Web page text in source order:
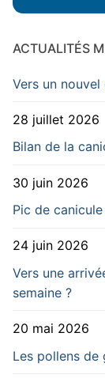
ACTUALITÉS
Vers un
28 juillet 2026
Bilan de la
30 juin 2026
Pic de
24 juin 2026
Vers une
semaine ?
20 mai 2026
Les pollens de